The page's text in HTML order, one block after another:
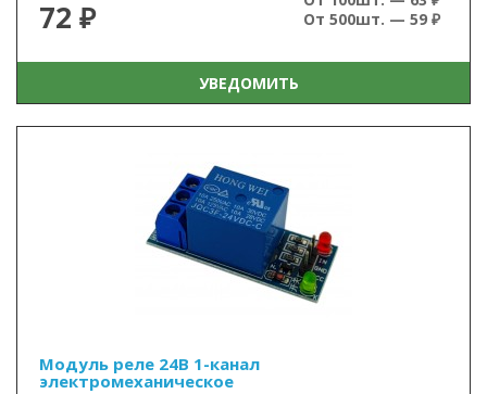
72 ₽
От 500шт. — 59 ₽
УВЕДОМИТЬ
Модуль реле 24В 1-канал
электромеханическое